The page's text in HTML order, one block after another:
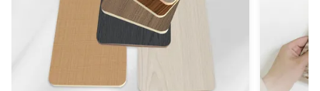
ーム、学校、スーパーマーケット
Material:
竹炭、竹の木材繊維、PVC、ペット
High Light: